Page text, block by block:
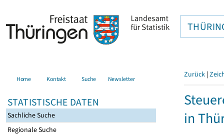
Home Kontakt Suche Newsletter
STATISTISCHE DATEN
Sachliche Suche
Regionale Suche
Zurück |
in